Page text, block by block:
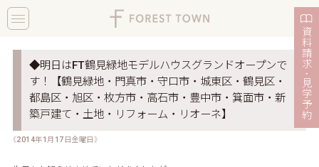
toggle
navigation
◆明日はFT鶴見緑地モデルハウスグランドオープンで
す！【鶴見緑地・門真市・守口市・城東区・鶴見区・
都島区・旭区・枚方市・高石市・豊中市・箕面市・新
築戸建て・土地・リフォーム・リオーネ】
《2014年1月17日金曜日》
資
料
請
求
・
見
学
予
約